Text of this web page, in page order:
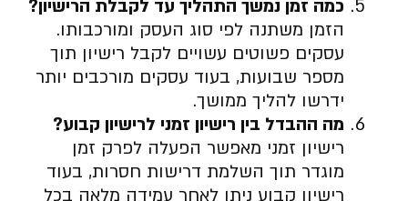
כמה זמן נמשך התהליך עד לקבלת הרישיון?
הזמן משתנה לפי סוג העסק ומורכבותו.
עסקים פשוטים עשויים לקבל רישיון תוך
מספר שבועות, בעוד עסקים מורכבים יותר
ידרשו להליך ממושך.
מה ההבדל בין רישיון זמני לרישיון קבוע?
רישיון זמני מאפשר הפעלה לפרק זמן
מוגדר תוך השלמת דרישות חסרות, בעוד
רישיון קבוע ניתן לאחר עמידה מלאה בכל